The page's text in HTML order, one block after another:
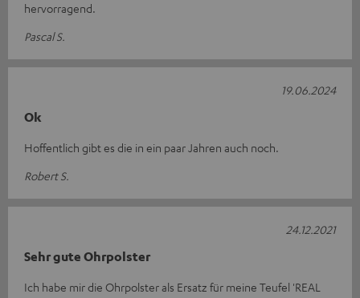
hervorragend.
Pascal S.
Ok
Hoffentlich gibt es die in ein paar Jahren auch noch.
Robert S.
19.06.2024
Sehr gute Ohrpolster
Ich habe mir die Ohrpolster als Ersatz für meine Teufel 'REAL
24.12.2021